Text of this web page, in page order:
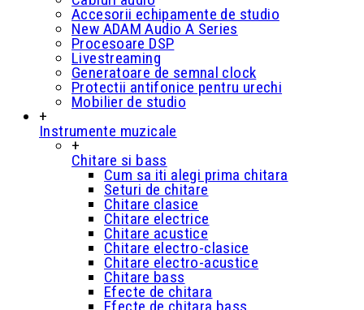
Accesorii echipamente de studio
New ADAM Audio A Series
Procesoare DSP
Livestreaming
Generatoare de semnal clock
Protectii antifonice pentru urechi
Mobilier de studio
+
Instrumente muzicale
+
Chitare si bass
Cum sa iti alegi prima chitara
Seturi de chitare
Chitare clasice
Chitare electrice
Chitare acustice
Chitare electro-clasice
Chitare electro-acustice
Chitare bass
Efecte de chitara